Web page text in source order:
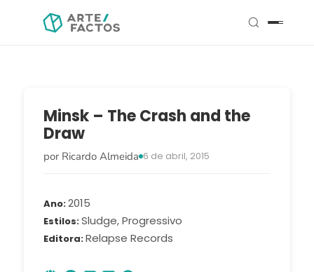
Minsk – The Crash and the
Draw
por Ricardo Almeida 6 de abril, 2015
Ano 2015
Estilos Sludge, Progressivo
Editora Relapse Records